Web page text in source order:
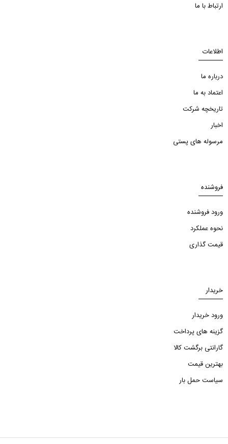
ارتباط با ما
اطلاعات
درباره ما
اعتماد به ما
تاریخچه شرکت
اخبار
مرسوله های پستی
فروشنده
ورود فروشنده
نحوه عملکرد
قیمت گذاری
خریدار
ورود خریدار
گزینه های پرداخت
گارانتی برگشت کالا
بهترین قیمت
سیاست حمل بار